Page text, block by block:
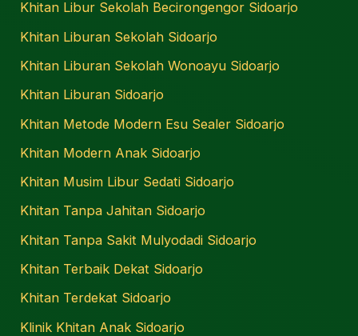
Khitan Libur Sekolah Becirongengor Sidoarjo
Khitan Liburan Sekolah Sidoarjo
Khitan Liburan Sekolah Wonoayu Sidoarjo
Khitan Liburan Sidoarjo
Khitan Metode Modern Esu Sealer Sidoarjo
Khitan Modern Anak Sidoarjo
Khitan Musim Libur Sedati Sidoarjo
Khitan Tanpa Jahitan Sidoarjo
Khitan Tanpa Sakit Mulyodadi Sidoarjo
Khitan Terbaik Dekat Sidoarjo
Khitan Terdekat Sidoarjo
Klinik Khitan Anak Sidoarjo